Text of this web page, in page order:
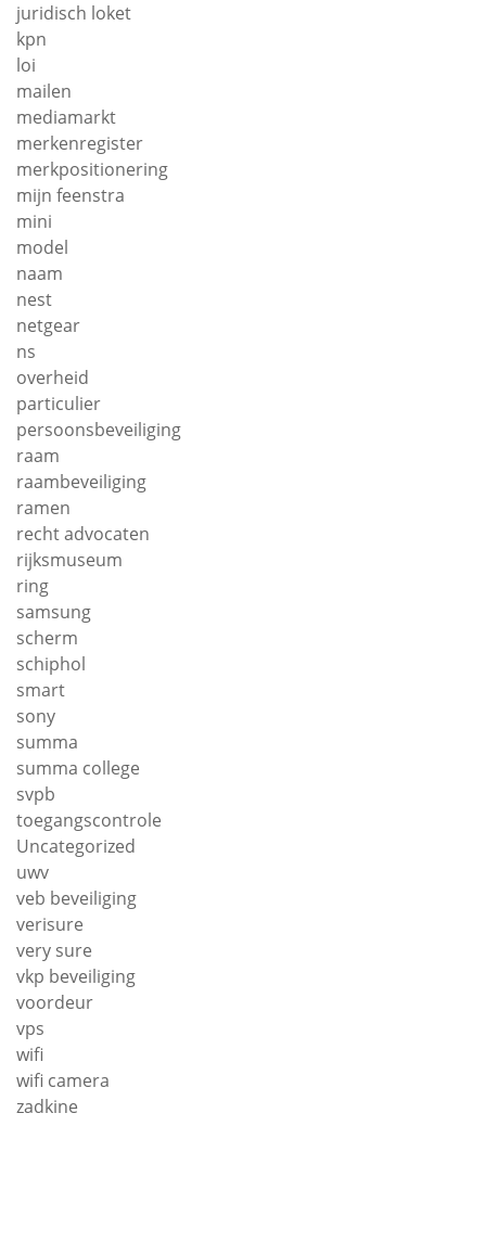
juridisch loket
kpn
loi
mailen
mediamarkt
merkenregister
merkpositionering
mijn feenstra
mini
model
naam
nest
netgear
ns
overheid
particulier
persoonsbeveiliging
raam
raambeveiliging
ramen
recht advocaten
rijksmuseum
ring
samsung
scherm
schiphol
smart
sony
summa
summa college
svpb
toegangscontrole
Uncategorized
uwv
veb beveiliging
verisure
very sure
vkp beveiliging
voordeur
vps
wifi
wifi camera
zadkine